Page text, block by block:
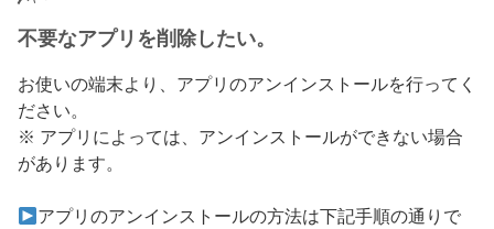
不要なアプリを削除したい。
お使いの端末より、アプリのアンインストールを行ってく
ださい。
※ アプリによっては、アンインストールができない場合
があります。
アプリのアンインストールの方法は下記手順の通りで